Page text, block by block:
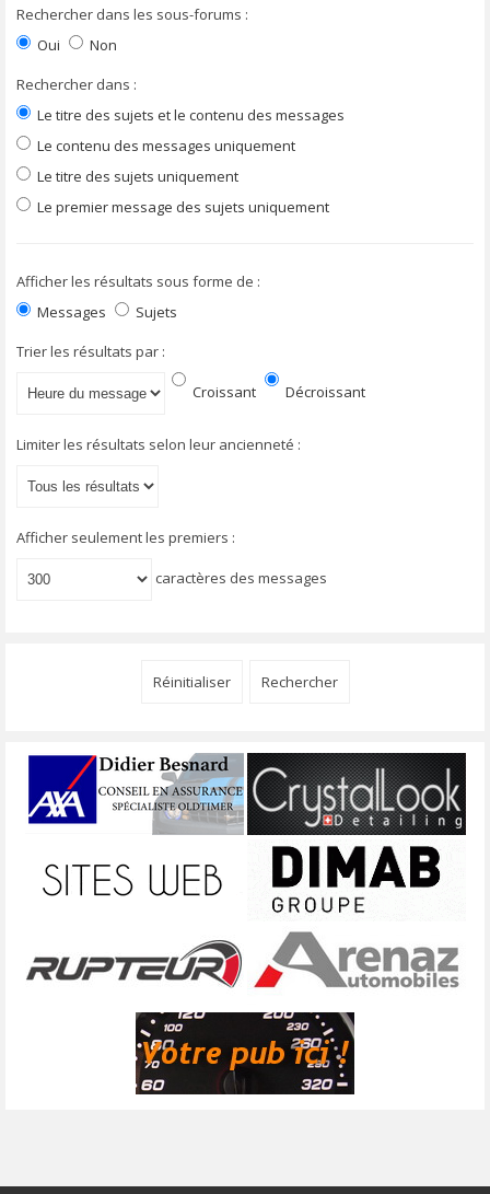
Rechercher dans les sous-forums :
Oui
Non
Rechercher dans :
Le titre des sujets et le contenu des messages
Le contenu des messages uniquement
Le titre des sujets uniquement
Le premier message des sujets uniquement
Afficher les résultats sous forme de :
Messages
Sujets
Trier les résultats par :
Croissant Décroissant
Limiter les résultats selon leur ancienneté :
Afficher seulement les premiers :
caractères des messages